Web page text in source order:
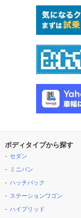
ボディタイプから探す
セダン
ミニバン
ハッチバック
ステーションワゴン
ハイブリッド